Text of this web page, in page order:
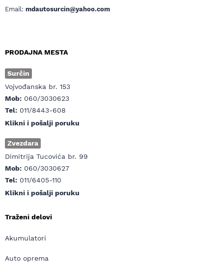
Email: mdautosurcin@yahoo.com
PRODAJNA MESTA
Surčin
Vojvođanska br. 153
Mob: 060/3030623
Tel: 011/8443-608
Klikni i pošalji poruku
Zvezdara
Dimitrija Tucovića br. 99
Mob: 060/3030627
Tel: 011/6405-110
Klikni i pošalji poruku
Traženi delovi
Akumulatori
Auto oprema